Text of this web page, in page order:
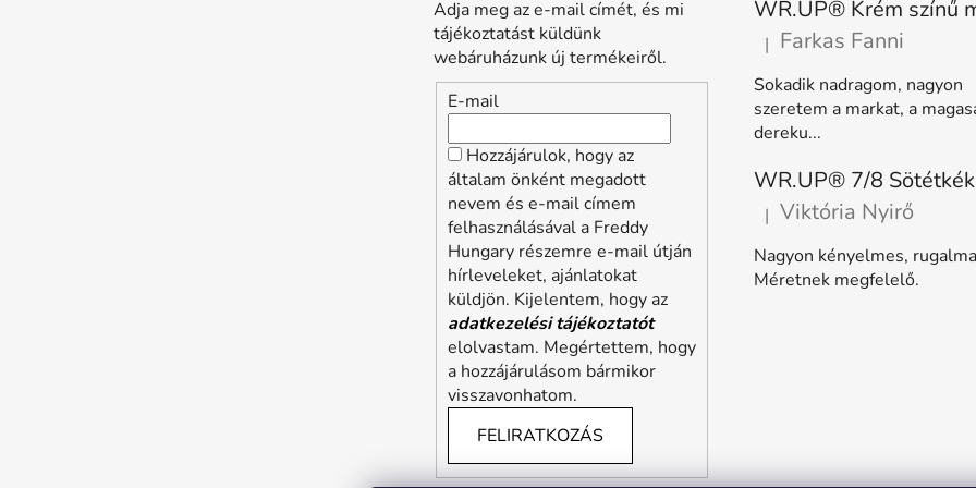
Adja meg az e-mail címét, és mi
tájékoztatást küldünk
webáruházunk új termékeiről.
E-mail
Hozzájárulok, hogy az
általam önként megadott
nevem és e-mail címem
felhasználásával a Freddy
Hungary részemre e-mail útján
hírleveleket, ajánlatokat
küldjön. Kijelentem, hogy az
adatkezelési tájékoztatót
elolvastam. Megértettem, hogy
a hozzájárulásom bármikor
visszavonhatom.
FELIRATKOZÁS
A termék értékelése 5-ből 5
| Farkas Fanni
Sokadik nadragom, nagyon
szeretem a markat, a
dereku...
A termék értékelése 5-ből 5
| Viktória Nyirő
Nagyon kényelmes,
Méretnek megfelelő.